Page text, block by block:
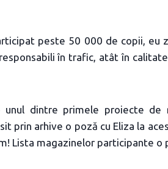
peste 50 000 de copii, eu
în trafic, atât în
unul dintre primele proiecte de
prin arhive o poză cu Eliza la
Lista magazinelor participante o